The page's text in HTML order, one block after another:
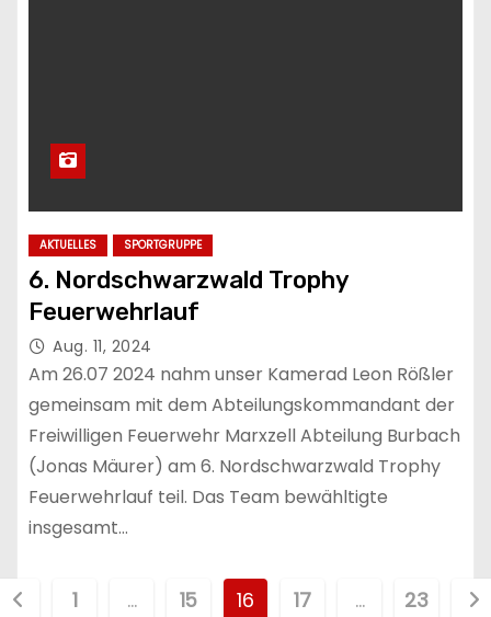
AKTUELLES SPORTGRUPPE
6. Nordschwarzwald Trophy
Feuerwehrlauf
Aug. 11, 2024
Am 26.07 2024 nahm unser Kamerad Leon Rößler
gemeinsam mit dem Abteilungskommandant der
Freiwilligen Feuerwehr Marxzell Abteilung Burbach
(Jonas Mäurer) am 6. Nordschwarzwald Trophy
Feuerwehrlauf teil. Das Team bewähltigte
insgesamt…
1 … 15 16 17 … 23